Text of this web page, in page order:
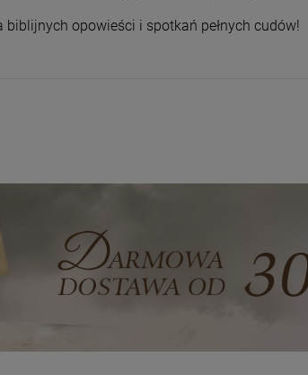
biblijnych opowieści i spotkań pełnych cudów!